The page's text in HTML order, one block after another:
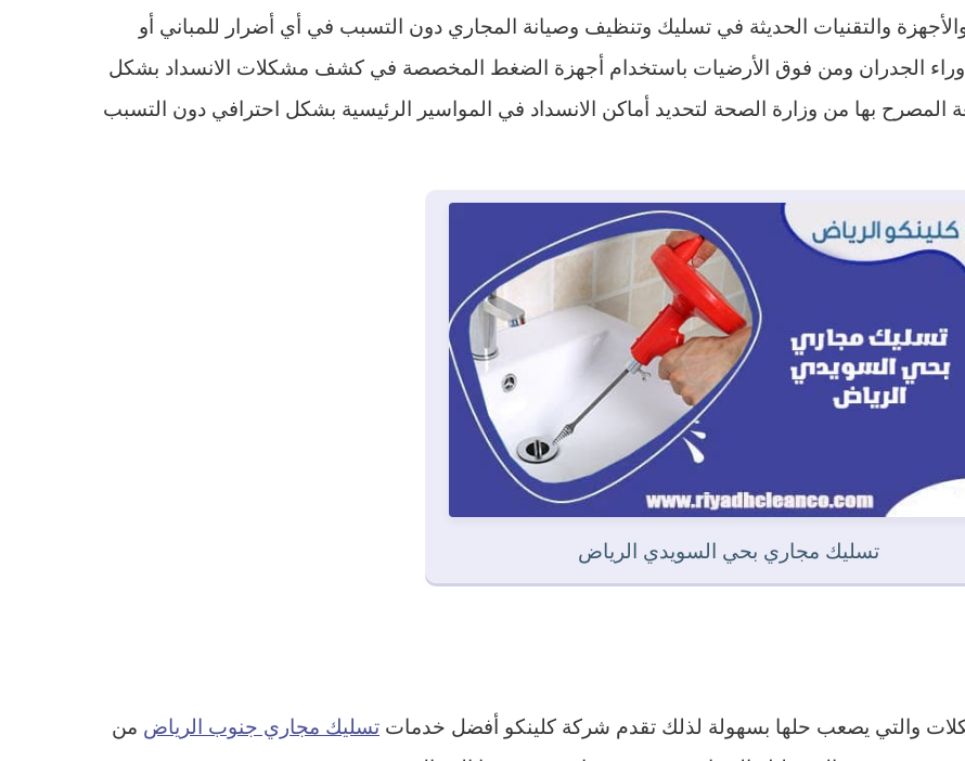
والتقنيات الحديثة في تسليك وتنظيف وصيانة المجاري دون التسبب في أي أضرار للمباني أو
الجدران ومن فوق الأرضيات باستخدام أجهزة الضغط المخصصة في كشف مشكلات الانسداد بشكل
المصرح بها من وزارة الصحة لتحديد أماكن الانسداد في المواسير الرئيسية بشكل احترافي دون التسبب
تسليك مجاري بحي السويدي الرياض
والتي يصعب حلها بسهولة لذلك تقدم شركة كلينكو أفضل خدمات تسليك مجاري جنوب الرياض من